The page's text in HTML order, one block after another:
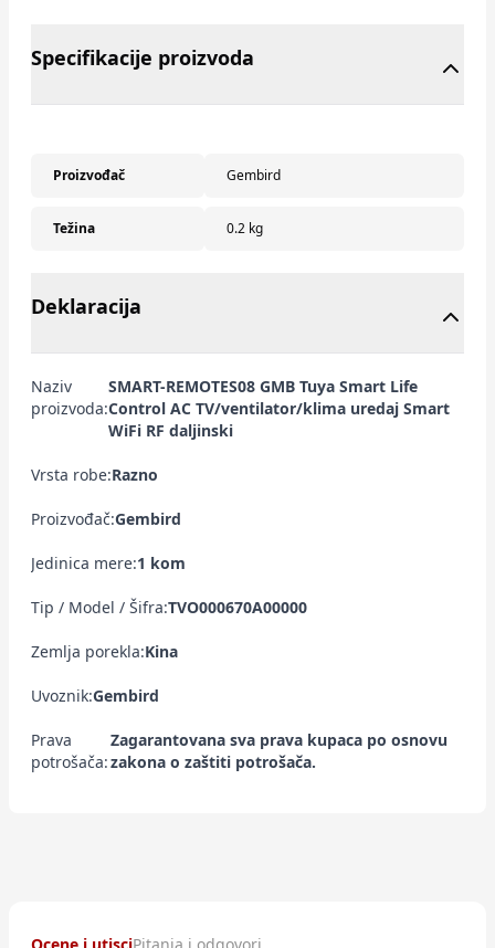
Specifikacije proizvoda
Proizvođač Gembird
Težina 0.2 kg
Deklaracija
Naziv
proizvoda:
SMART-REMOTES08 GMB Tuya Smart Life
Control AC TV/ventilator/klima uredaj Smart
WiFi RF daljinski
Vrsta robe:Razno
Proizvođač:Gembird
Jedinica mere:1 kom
Tip / Model / Šifra:TVO000670A00000
Zemlja porekla:Kina
Uvoznik:Gembird
Prava
potrošača:
Zagarantovana sva prava kupaca po osnovu
zakona o zaštiti potrošača.